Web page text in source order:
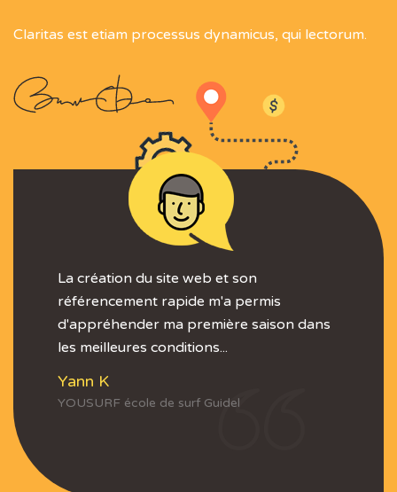
Claritas est etiam processus dynamicus, qui lectorum.
La création du site web et son
référencement rapide m'a permis
d'appréhender ma première saison dans
les meilleures conditions...
Yann K
YOUSURF école de surf Guidel